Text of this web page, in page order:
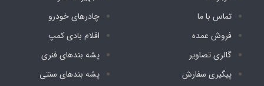
تماس با ما
فروش عمده
گالری تصاویر
پیگیری سفارش
چادرهای خودرو
اقلام بادی کمپ
پشه‌ بندهای فنری
پشه‌ بندهای سنتی